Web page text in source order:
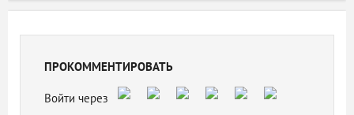
ПРОКОММЕНТИРОВАТЬ